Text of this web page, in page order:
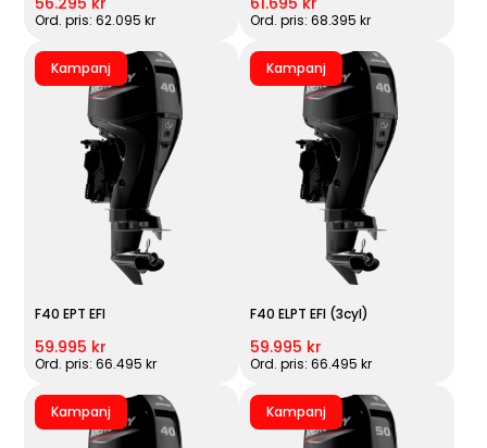
Ord. pris: 62.095 kr Ord. pris: 68.395 kr
Kampanj
F40 EPT EFI
59.995 kr
Ord. pris: 66.495 kr
Kampanj
F40 ELPT EFI (3cyl)
59.995 kr
Ord. pris: 66.495 kr
Kampanj Kampanj